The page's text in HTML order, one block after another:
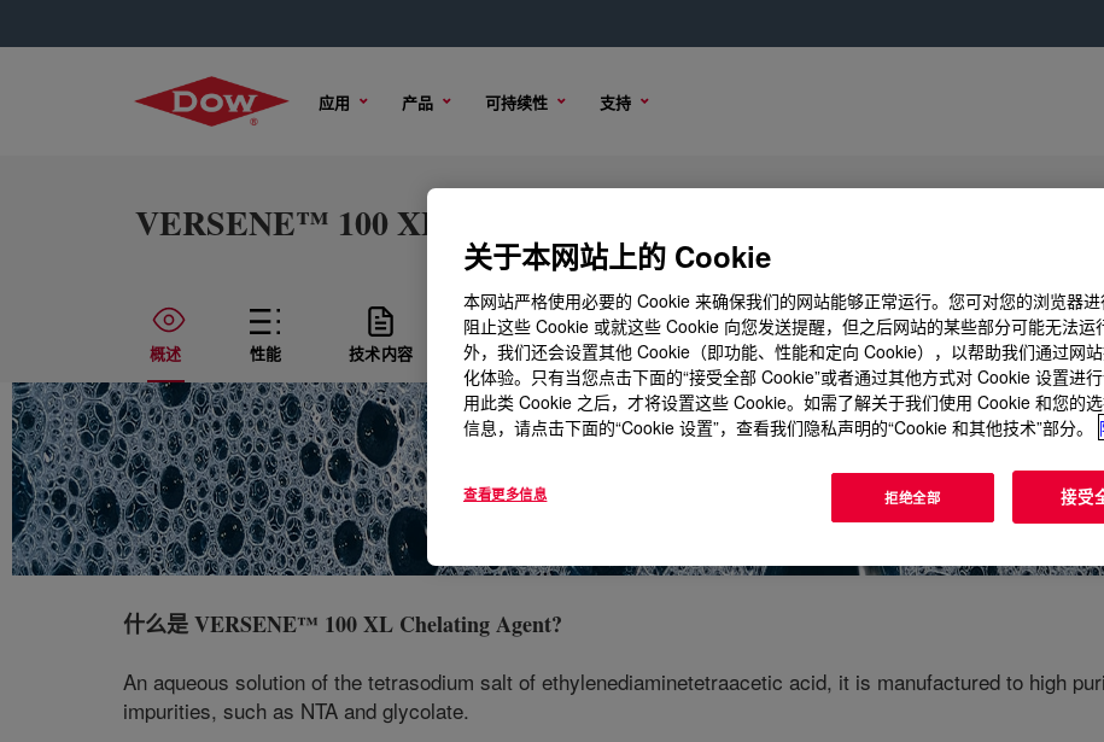
应用 产品 可持续性 支持
VERSENE™ 100 XL Chelating Agent
概述 性能 技术内容 样品选项 购买选项
什么是VERSENE™ 100 XL Chelating Agent?
An aqueous solution of the tetrasodium salt of ethylenediaminetetraacetic acid, it is manufactured to high
impurities, such as NTA and glycolate.
关于本网站上的 Cookie
本网站严格使用必要的 Cookie 来确保我们的网站能够正常运行。您可对您的浏览器
阻止这些 Cookie 或就这些 Cookie 向您发送提醒，但之后网站的某些部分可能无法运
外，我们还会设置其他 Cookie（即功能、性能和定向 Cookie），以帮助我们通过网
化体验。只有当您点击下面的“接受全部 Cookie”或者通过其他方式对 Cookie 设置进
用此类 Cookie 之后，才将设置这些 Cookie。如需了解关于我们使用 Cookie 和您的
信息，请点击下面的“Cookie 设置”，查看我们隐私声明的“Cookie 和其他技术”部分。
查看更多信息 拒绝全部 接受